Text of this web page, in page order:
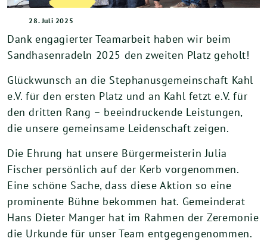
28. Juli 2025
Dank engagierter Teamarbeit haben wir beim
Sandhasenradeln 2025 den zweiten Platz geholt!
Glückwunsch an die Stephanusgemeinschaft Kahl
e.V. für den ersten Platz und an Kahl fetzt e.V. für
den dritten Rang – beeindruckende Leistungen,
die unsere gemeinsame Leidenschaft zeigen.
Die Ehrung hat unsere Bürgermeisterin Julia
Fischer persönlich auf der Kerb vorgenommen.
Eine schöne Sache, dass diese Aktion so eine
prominente Bühne bekommen hat. Gemeinderat
Hans Dieter Manger hat im Rahmen der Zeremonie
die Urkunde für unser Team entgegengenommen.